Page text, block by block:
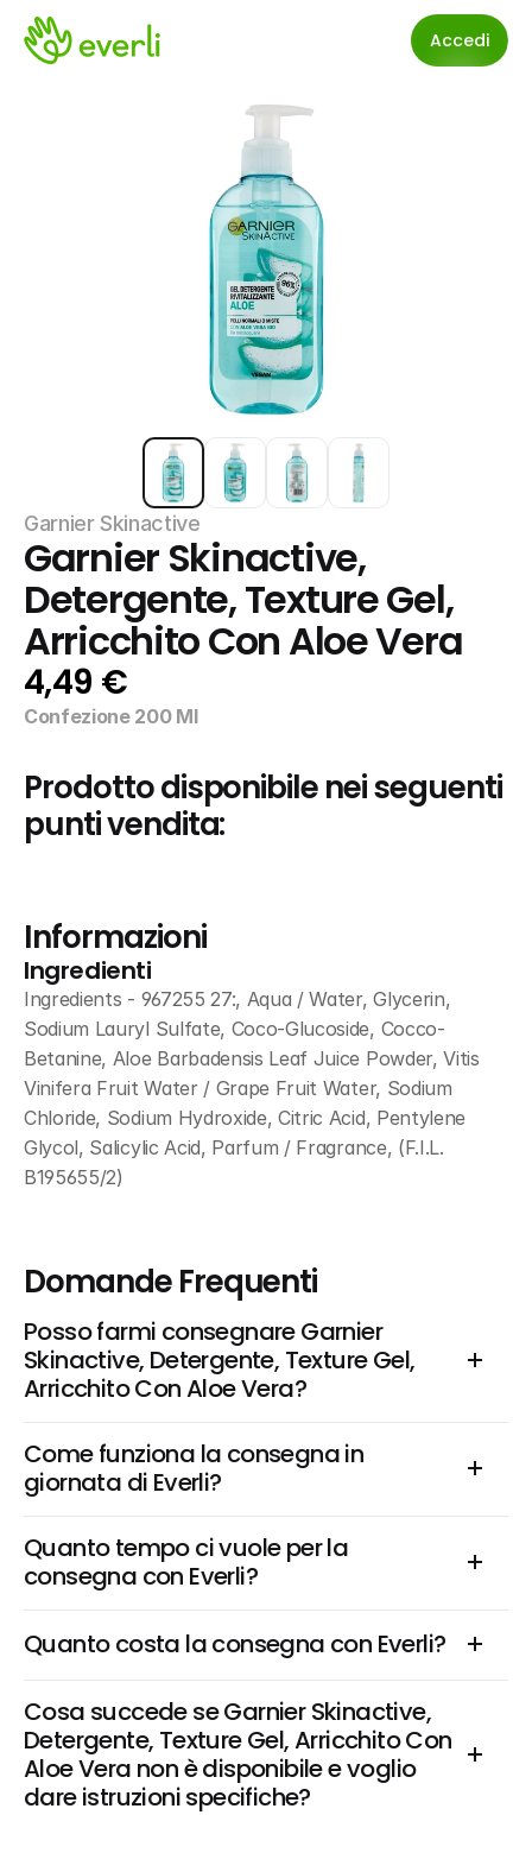
Accedi
Garnier Skinactive
Garnier Skinactive,
Detergente, Texture Gel,
Arricchito Con Aloe Vera
4,49 €
Confezione 200 Ml
Prodotto disponibile nei seguenti
punti vendita:
Informazioni
Ingredienti
Ingredients - 967255 27:, Aqua / Water, Glycerin,
Sodium Lauryl Sulfate, Coco-Glucoside, Cocco-
Betanine, Aloe Barbadensis Leaf Juice Powder, Vitis
Vinifera Fruit Water / Grape Fruit Water, Sodium
Chloride, Sodium Hydroxide, Citric Acid, Pentylene
Glycol, Salicylic Acid, Parfum / Fragrance, (F.I.L.
B195655/2)
Domande Frequenti
Posso farmi consegnare Garnier
Skinactive, Detergente, Texture Gel,
Arricchito Con Aloe Vera?
Come funziona la consegna in
giornata di Everli?
Quanto tempo ci vuole per la
consegna con Everli?
Quanto costa la consegna con Everli?
Cosa succede se Garnier Skinactive,
Detergente, Texture Gel, Arricchito Con
Aloe Vera non è disponibile e voglio
dare istruzioni specifiche?